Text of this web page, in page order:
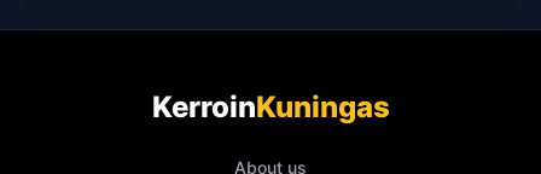
KerroinKuningas
About us